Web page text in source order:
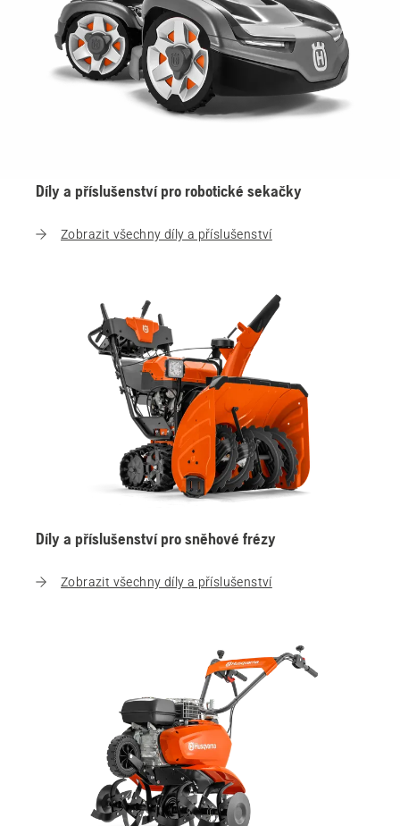
Díly a příslušenství pro robotické sekačky
Zobrazit všechny díly a příslušenství
Díly a příslušenství pro sněhové frézy
Zobrazit všechny díly a příslušenství